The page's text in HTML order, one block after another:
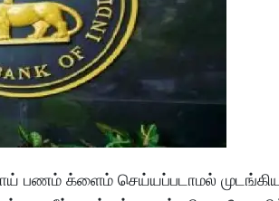
பணம் க்ளைம் செய்யப்படாமல்